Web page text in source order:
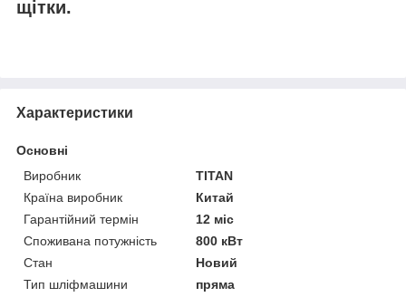
щітки.
Характеристики
Основні
Виробник
TITAN
Країна виробник
Китай
Гарантійний термін
12 міс
Споживана потужність
800 кВт
Стан
Новий
Тип шліфмашини
пряма